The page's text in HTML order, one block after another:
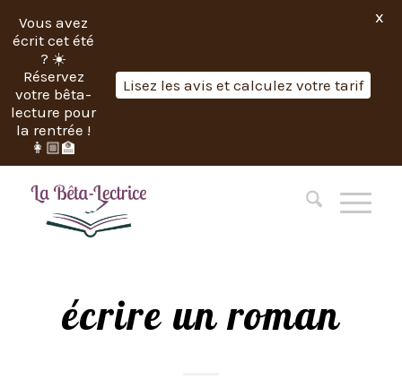
écrire un roman
Vous avez
écrit cet été
? ☀️
Réservez
votre bêta-
lecture pour
la rentrée !
👩🏼‍🏫
Lisez les avis et calculez votre tarif
X